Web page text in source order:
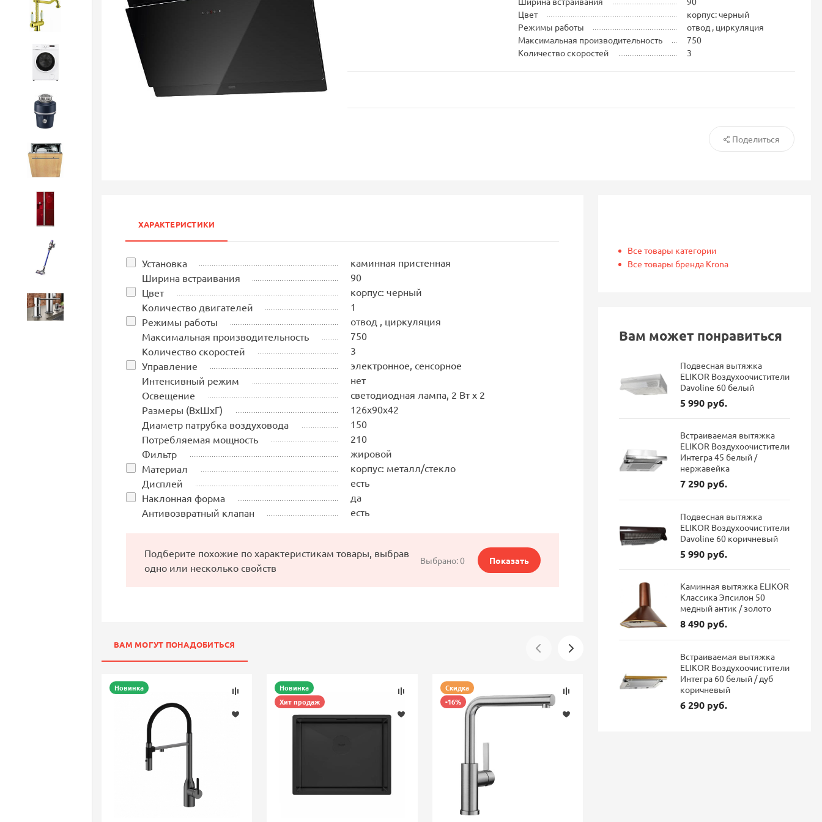
Стиральные машины
Бытовая техника
Цвет
корпус: черный
Режимы работы
отвод , циркуляция
Максимальная производительность
750
Количество скоростей
3
Поделиться
ХАРАКТЕРИСТИКИ
Установка
каминная пристенная
Ширина встраивания
90
Цвет
корпус: черный
Количество двигателей
1
Режимы работы
отвод , циркуляция
Максимальная производительность
750
Количество скоростей
3
Управление
электронное, сенсорное
Интенсивный режим
нет
Освещение
светодиодная лампа, 2 Вт х 2
Размеры (ВхШхГ)
126х90х42
Диаметр патрубка воздуховода
150
Потребляемая мощность
210
Фильтр
жировой
Материал
корпус: металл/стекло
Дисплей
есть
Наклонная форма
да
Антивозвратный клапан
есть
Подберите похожие по характеристикам товары, выбрав
одно или несколько свойств
Выбрано:0 Показать
ВАМ МОГУТ ПОНАДОБИТЬСЯ
Новинка
Новинка
Хит продаж
Скидка
-16%
Скидка
Все товары категории
Все товары бренда Krona
Вам может понравиться
Подвесная вытяжка
ELIKOR Воздухоочистители
Davoline 60 белый
5 990 руб.
Встраиваемая вытяжка
ELIKOR Воздухоочистители
Интегра 45 белый /
нержавейка
7 290 руб.
Подвесная вытяжка
ELIKOR Воздухоочистители
Davoline 60 коричневый
5 990 руб.
Каминная вытяжка ELIKOR
Классика Эпсилон 50
медный антик / золото
8 490 руб.
Встраиваемая вытяжка
ELIKOR Воздухоочистители
Интегра 60 белый / дуб
коричневый
6 290 руб.